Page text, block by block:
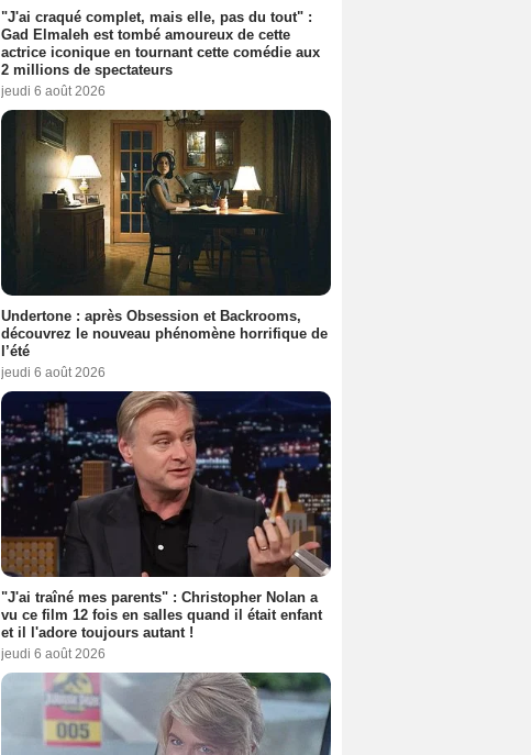
"J'ai craqué complet, mais elle, pas du tout" :
Gad Elmaleh est tombé amoureux de cette
actrice iconique en tournant cette comédie aux
2 millions de spectateurs
jeudi 6 août 2026
Undertone : après Obsession et Backrooms,
découvrez le nouveau phénomène horrifique de
l’été
jeudi 6 août 2026
"J'ai traîné mes parents" : Christopher Nolan a
vu ce film 12 fois en salles quand il était enfant
et il l'adore toujours autant !
jeudi 6 août 2026